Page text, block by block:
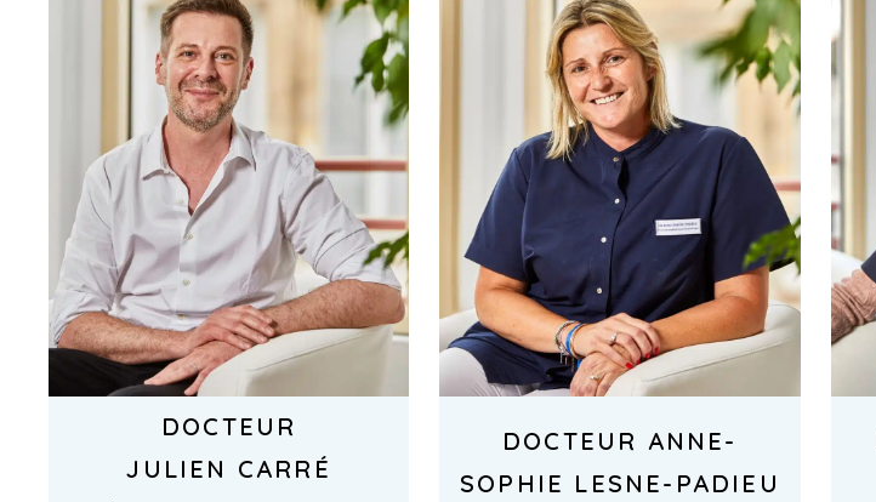
DOCTEUR
JULIEN CARRÉ
DOCTEUR ANNE-
SOPHIE LESNE-PADIEU